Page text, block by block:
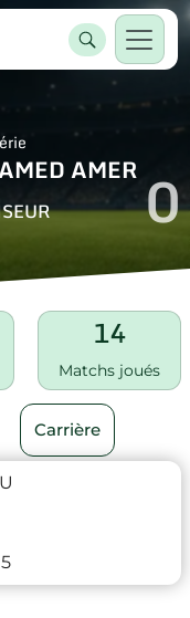
AMER 0
14
Matchs joués
Carrière